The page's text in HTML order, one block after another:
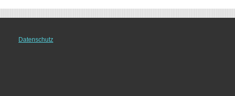
Datenschutz